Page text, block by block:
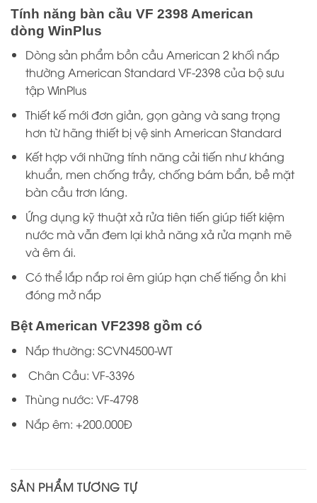
Tính năng bàn cầu VF 2398 American
dòng WinPlus
Dòng sản phẩm bồn cầu American 2 khối nắp
thường American Standard VF-2398 của bộ sưu
tập WinPlus
Thiết kế mới đơn giản, gọn gàng và sang trọng
hơn từ hãng thiết bị vệ sinh American Standard
Kết hợp với những tính năng cải tiến như kháng
khuẩn, men chống trầy, chống bám bẩn, bề mặt
bàn cầu trơn láng.
Ứng dụng kỹ thuật xả rửa tiên tiến giúp tiết kiệm
nước mà vẫn đem lại khả năng xả rửa mạnh mẽ
và êm ái.
Có thể lắp nắp roi êm giúp hạn chế tiếng ồn khi
đóng mở nắp
Bệt American VF2398 gồm có
Nắp thường: SCVN4500-WT
Chân Cầu: VF-3396
Thùng nước: VF-4798
Nắp êm: +200.000Đ
SẢN PHẨM TƯƠNG TỰ